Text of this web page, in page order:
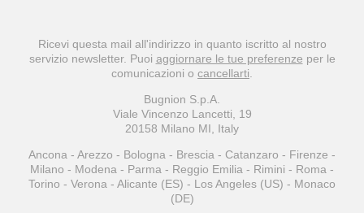
Ricevi questa mail all'indirizzo in quanto iscritto al nostro
servizio newsletter. Puoi aggiornare le tue preferenze per le
comunicazioni o cancellarti
Bugnion S.p.A.
Viale Vincenzo Lancetti, 19
20158 Milano MI, Italy
Ancona - Arezzo - Bologna - Brescia - Catanzaro - Firenze -
Milano - Modena - Parma - Reggio Emilia - Rimini - Roma -
Torino - Verona - Alicante (ES) - Los Angeles (US) - Monaco
(DE)